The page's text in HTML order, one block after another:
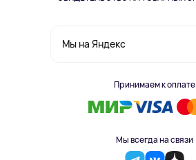
Мы на Яндекс
Принимаем к оплате
Мы всегда на связи